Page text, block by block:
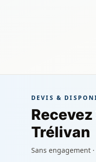
DEVIS &
Trélivan
Sans engagement